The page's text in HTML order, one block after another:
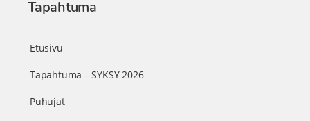
Tapahtuma
Etusivu
Tapahtuma – SYKSY 2026
Puhujat